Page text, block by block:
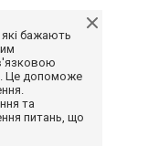
які бажають
Це допоможе
та
питань, що